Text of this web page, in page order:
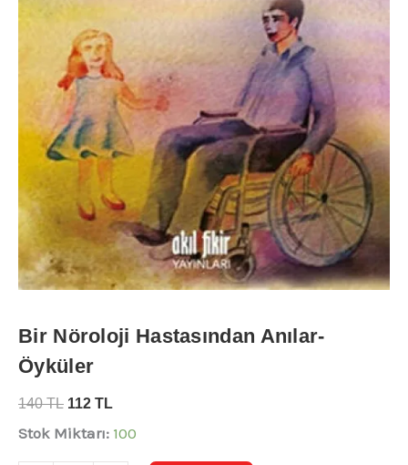
Bir Nöroloji Hastasından Anılar-
Öyküler
140TL 112 TL
Stok Miktarı: 100